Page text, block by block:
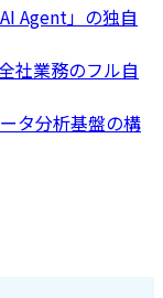
Agent」の独自
社業務のフル自
タ分析基盤の構